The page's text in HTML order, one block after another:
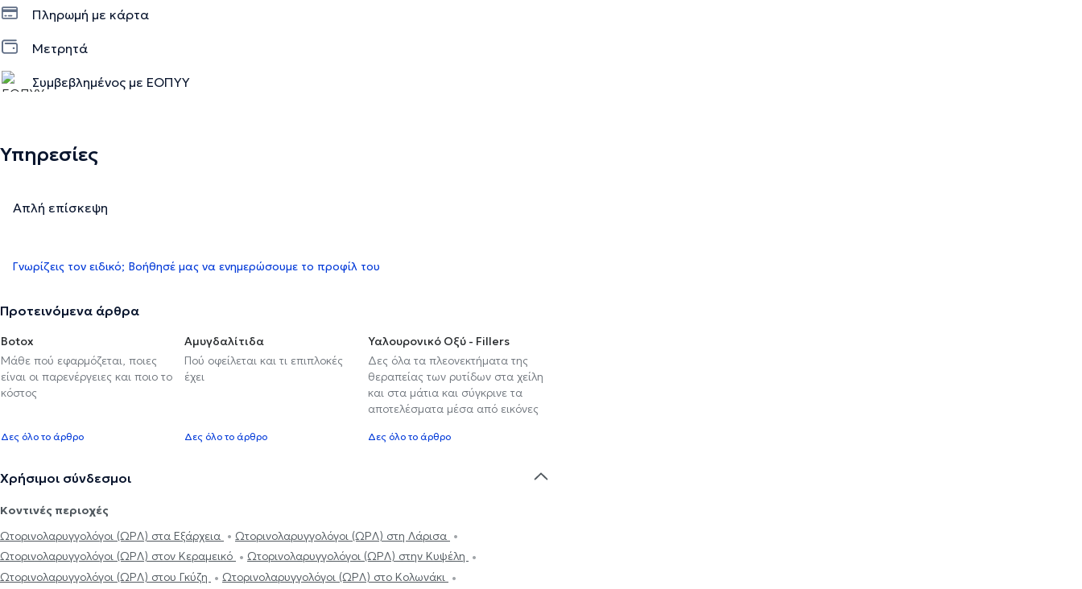
Πληρωμή με κάρτα
Μετρητά
Συμβεβλημένος με ΕΟΠΥΥ
Υπηρεσίες
Απλή επίσκεψη
Γνωρίζεις τον ειδικό; Βοήθησέ μας να ενημερώσουμε το προφίλ του
Προτεινόμενα άρθρα
Botox
Μάθε πού εφαρμόζεται, ποιες
είναι οι παρενέργειες και ποιο το
κόστος
Δες όλο το άρθρο
Αμυγδαλίτιδα
Πού οφείλεται και τι επιπλοκές
έχει
Δες όλο το άρθρο
Υαλουρονικό Οξύ - Fillers
Δες όλα τα πλεονεκτήματα της
θεραπείας των ρυτίδων στα χείλη
και στα μάτια και σύγκρινε τα
αποτελέσματα μέσα από εικόνες
Δες όλο το άρθρο
Χρήσιμοι σύνδεσμοι
Κοντινές περιοχές
Ωτορινολαρυγγολόγοι (ΩΡΛ) στα Εξάρχεια
Ωτορινολαρυγγολόγοι (ΩΡΛ) στη Λάρισα
Ωτορινολαρυγγολόγοι (ΩΡΛ) στον Κεραμεικό
Ωτορινολαρυγγολόγοι (ΩΡΛ) στην Κυψέλη
Ωτορινολαρυγγολόγοι (ΩΡΛ) στου Γκύζη
Ωτορινολαρυγγολόγοι (ΩΡΛ) στο Κολωνάκι